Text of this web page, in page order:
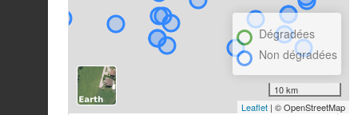
Dégradées
Non dégradées
10 km
Leaflet | © OpenStreetMap